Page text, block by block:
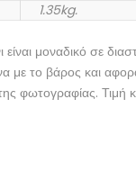
1.35kg.
μοναδικό σε
με το βάρος και
φωτογραφίας.